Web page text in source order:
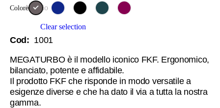
ColoreAcciaio
Clear selection
Cod : 1001
MEGATURBO è il modello iconico FKF. Ergonomico,
bilanciato, potente e affidabile.
Il prodotto FKF che risponde in modo versatile a
esigenze diverse e che ha dato il via a tutta la nostra
gamma.